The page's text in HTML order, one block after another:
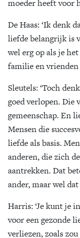
moeder heeft voor
De Haas: ‘Ik denk
liefde belangrijk is
wel erg op als je
familie en vrienden
Sleutels: ‘Toch
goed verlopen. Die
gemeenschap. En
Mensen die
liefde als basis.
anderen, die zich
aantrekken. Dat
ander, maar wel
Harris: ‘Je kunt je
voor een gezonde
verliezen, zoals